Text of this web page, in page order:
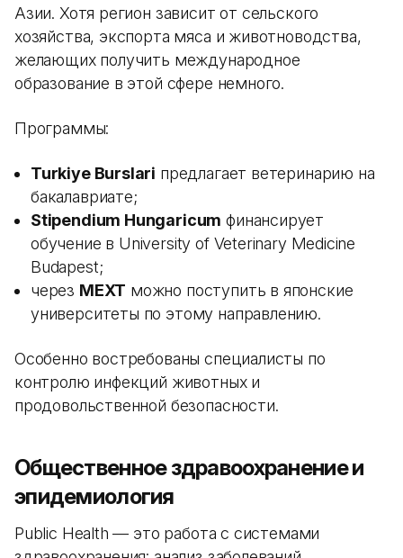
Азии. Хотя регион зависит от сельского
хозяйства, экспорта мяса и животноводства,
желающих получить международное
образование в этой сфере немного.
Программы:
Turkiye Burslari предлагает ветеринарию на
бакалавриате;
Stipendium Hungaricum финансирует
обучение в University of Veterinary Medicine
Budapest;
через MEXT можно поступить в японские
университеты по этому направлению.
Особенно востребованы специалисты по
контролю инфекций животных и
продовольственной безопасности.
Общественное здравоохранение и
эпидемиология
Public Health — это работа с системами